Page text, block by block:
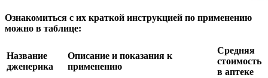
Ознакомиться с их краткой инструкцией по применению
можно в таблице:
Название
дженерика
Описание и показания к
применению
Средняя
стоимость
в аптеке